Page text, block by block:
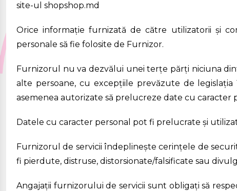
site-ul shopshop.md
Orice informație furnizată de către utilizatorii și
personale să fie folosite de Furnizor.
Furnizorul nu va dezvălui unei terțe părți niciuna
alte persoane, cu excepțiile prevăzute de
asemenea autorizate să prelucreze date cu caracter
Datele cu caracter personal pot fi prelucrate și
Furnizorul de servicii îndeplinește cerințele de
fi pierdute, distruse, distorsionate/falsificate sau
Angajații furnizorului de servicii sunt obligați să